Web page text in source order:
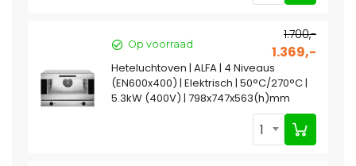
Op voorraad
1.700,-
1.369,-
Heteluchtoven | ALFA | 4 Niveaus
(EN600x400) | Elektrisch | 50°C/270°C |
5.3kW (400V) | 798x747x563(h)mm
1